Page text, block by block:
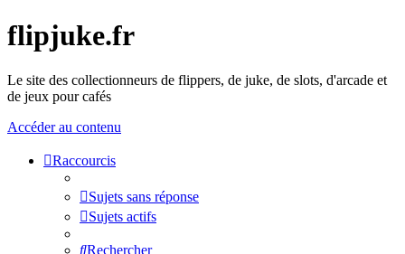
flipjuke.fr
Le site des collectionneurs de flippers, de juke, de slots, d'arcade et
de jeux pour cafés
Accéder au contenu
Raccourcis
Sujets sans réponse
Sujets actifs
Rechercher